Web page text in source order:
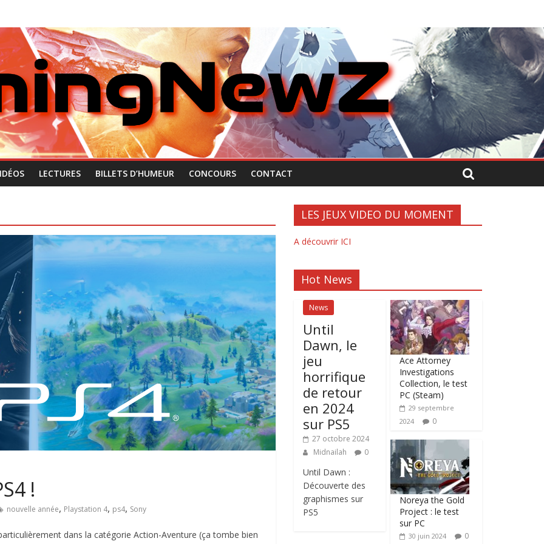
LECTURES BILLETS D’HUMEUR CONCOURS CONTACT
!
nouvelle année, Playstation 4, ps4, Sony
dans la catégorie Action-Aventure (ça tombe bien
LES JEUX VIDEO DU MOMENT
A découvrir ICI
Hot News
News
Until
Dawn, le
jeu
horrifique
de retour
en 2024
sur PS5
27 octobre 2024
Midnailah
0
Until Dawn :
Découverte des
graphismes sur
PS5
Ace Attorney
Investigations
Collection, le test
PC (Steam)
29 septembre
2024
0
Noreya the Gold
Project : le test
sur PC
30 juin 2024 0